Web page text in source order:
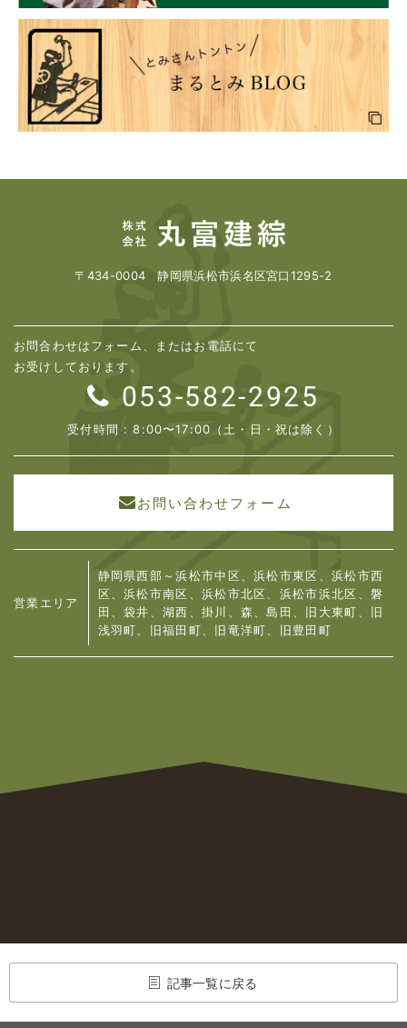
〒434-0004 静岡県浜松市浜名区宮口1295-2
お問合わせはフォーム、またはお電話にて
お受けしております。
053-582-2925
受付時間 : 8:00〜17:00（土・日・祝は除く）
お問い合わせフォーム
営業エリア
静岡県西部～浜松市中区、浜松市東区、浜松市西
区、浜松市南区、浜松市北区、浜松市浜北区、 磐
田、袋井、湖西、掛川、森、島田、旧大東町、旧
浅羽町、旧福田町、旧竜洋町、旧豊田町
記事一覧に戻る